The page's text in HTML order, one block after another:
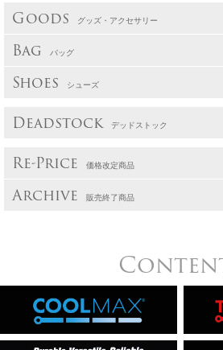
Goods グッズ・アクセサリー
Bag バッグ
Shoes シューズ
Deadstock デッドストック
Re-Price 価格改定商品
Archive 販売終了商品